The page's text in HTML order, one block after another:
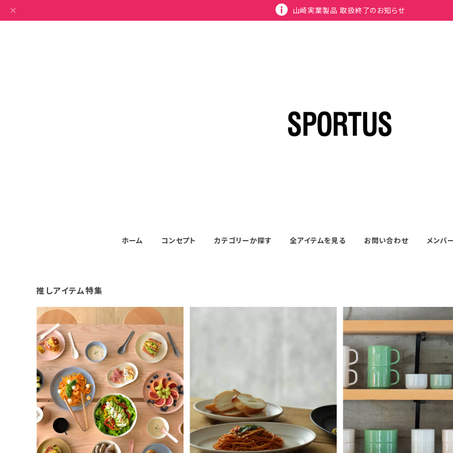
山崎実業製品 取扱終了のお知らせ
ホーム コンセプト カテゴリーか探す 全アイテムを見る お問い合わせ メンバ
推しアイテム特集